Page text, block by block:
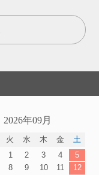
2026年09月
火 水 木 金
土
1
2 3 4
5
8 9 10 11
12